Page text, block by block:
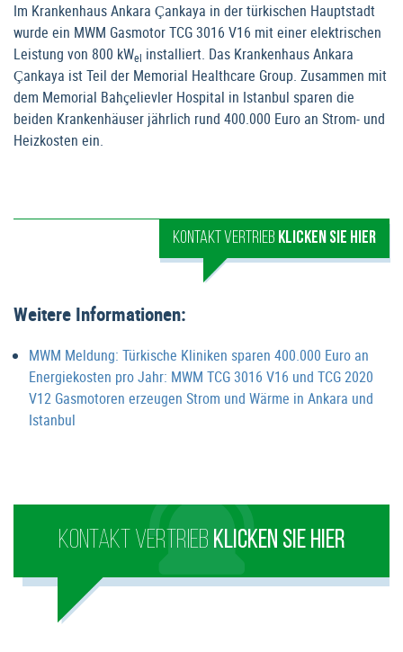
Im Krankenhaus Ankara Çankaya in der türkischen Hauptstadt
wurde ein MWM Gasmotor TCG 3016 V16 mit einer elektrischen
Leistung von 800 kWel installiert. Das Krankenhaus Ankara
Çankaya ist Teil der Memorial Healthcare Group. Zusammen mit
dem Memorial Bahçelievler Hospital in Istanbul sparen die
beiden Krankenhäuser jährlich rund 400.000 Euro an Strom- und
Heizkosten ein.
KONTAKT VERTRIEB KLICKEN SIE HIER
Weitere Informationen:
MWM Meldung: Türkische Kliniken sparen 400.000 Euro an
Energiekosten pro Jahr: MWM TCG 3016 V16 und TCG 2020
V12 Gasmotoren erzeugen Strom und Wärme in Ankara und
Istanbul
KONTAKT VERTRIEB KLICKEN SIE HIER